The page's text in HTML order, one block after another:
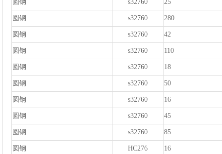
圆钢 s32760 25
圆钢 s32760 280
圆钢 s32760 42
圆钢 s32760 110
圆钢 s32760 18
圆钢 s32760 50
圆钢 s32760 16
圆钢 s32760 45
圆钢 s32760 85
圆钢 HC276 16